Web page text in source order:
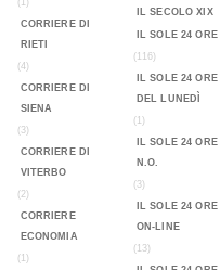
(1)
CORRIERE DI
RIETI
(4)
CORRIERE DI
SIENA
(3)
CORRIERE DI
VITERBO
(2)
CORRIERE
ECONOMIA
(1)
IL SECOLO XIX
IL SOLE 24 ORE
(116)
IL SOLE 24 ORE
DEL LUNEDÌ
(1)
IL SOLE 24 ORE
N.O.
(3)
IL SOLE 24 ORE
ON-LINE
(13)